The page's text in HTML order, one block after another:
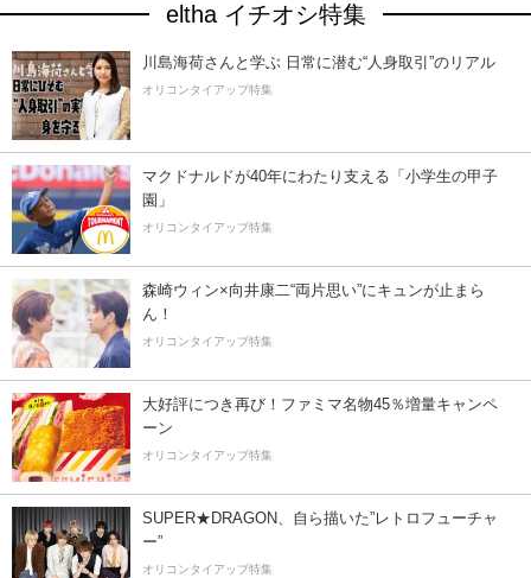
eltha イチオシ特集
川島海荷さんと学ぶ 日常に潜む“人身取引”のリアル
オリコンタイアップ特集
マクドナルドが40年にわたり支える「小学生の甲子
園」
オリコンタイアップ特集
森崎ウィン×向井康二“両片思い”にキュンが止まら
ん！
オリコンタイアップ特集
大好評につき再び！ファミマ名物45％増量キャンペ
ーン
オリコンタイアップ特集
SUPER★DRAGON、自ら描いた”レトロフューチャ
ー”
オリコンタイアップ特集